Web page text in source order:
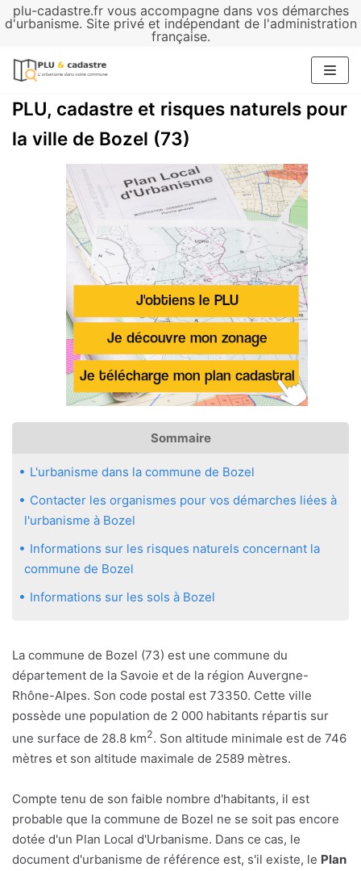
plu-cadastre.fr vous accompagne dans vos démarches
d'urbanisme. Site privé et indépendant de l'administration
française.
Aller
contenu
PLU, cadastre et risques naturels pour
la ville de Bozel (73)
Sommaire
L'urbanisme dans la commune de Bozel
Contacter les organismes pour vos démarches liées à
l'urbanisme à Bozel
Informations sur les risques naturels concernant la
commune de Bozel
Informations sur les sols à Bozel
La commune de Bozel (73) est une commune du
département de la Savoie et de la région Auvergne-
Rhône-Alpes. Son code postal est 73350. Cette ville
possède une population de 2 000 habitants répartis sur
une surface de 28.8 km2. Son altitude minimale est de 746
mètres et son altitude maximale de 2589 mètres.
Compte tenu de son faible nombre d'habitants, il est
probable que la commune de Bozel ne se soit pas encore
dotée d'un Plan Local d'Urbanisme. Dans ce cas, le
document d'urbanisme de référence est, s'il existe, le Plan